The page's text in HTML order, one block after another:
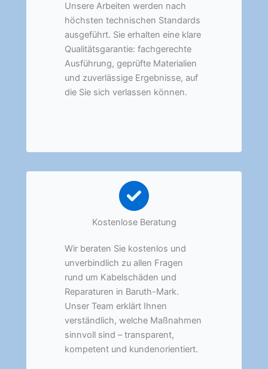
Unsere Arbeiten werden nach
höchsten technischen Standards
ausgeführt. Sie erhalten eine klare
Qualitätsgarantie: fachgerechte
Ausführung, geprüfte Materialien
und zuverlässige Ergebnisse, auf
die Sie sich verlassen können.
Kostenlose Beratung
Wir beraten Sie kostenlos und
unverbindlich zu allen Fragen
rund um Kabelschäden und
Reparaturen in Baruth-Mark.
Unser Team erklärt Ihnen
verständlich, welche Maßnahmen
sinnvoll sind – transparent,
kompetent und kundenorientiert.